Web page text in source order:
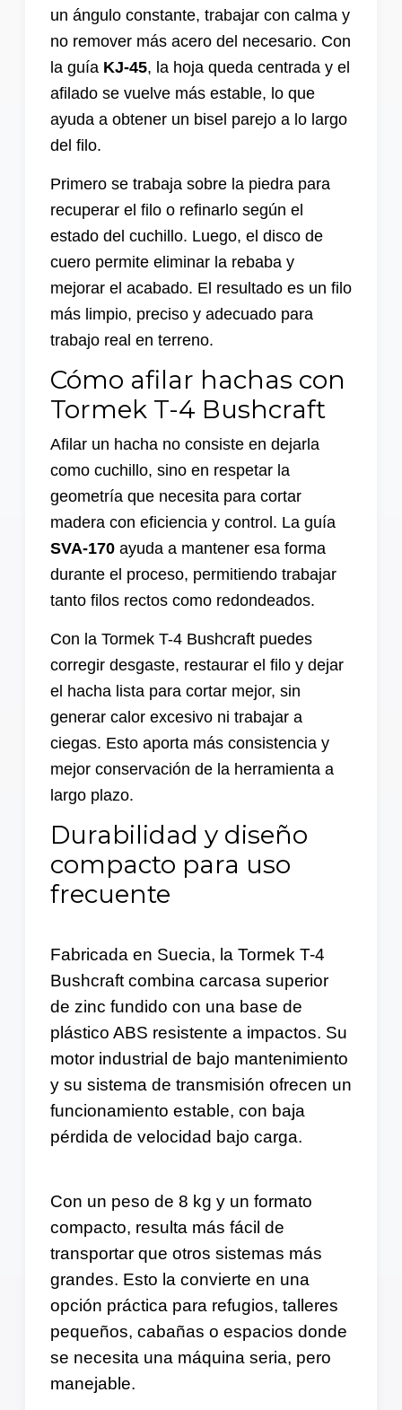
un ángulo constante, trabajar con calma y
no remover más acero del necesario. Con
la guía KJ-45, la hoja queda centrada y el
afilado se vuelve más estable, lo que
ayuda a obtener un bisel parejo a lo largo
del filo.
Primero se trabaja sobre la piedra para
recuperar el filo o refinarlo según el
estado del cuchillo. Luego, el disco de
cuero permite eliminar la rebaba y
mejorar el acabado. El resultado es un filo
más limpio, preciso y adecuado para
trabajo real en terreno.
Cómo afilar hachas con
Tormek T-4 Bushcraft
Afilar un hacha no consiste en dejarla
como cuchillo, sino en respetar la
geometría que necesita para cortar
madera con eficiencia y control. La guía
SVA-170 ayuda a mantener esa forma
durante el proceso, permitiendo trabajar
tanto filos rectos como redondeados.
Con la Tormek T-4 Bushcraft puedes
corregir desgaste, restaurar el filo y dejar
el hacha lista para cortar mejor, sin
generar calor excesivo ni trabajar a
ciegas. Esto aporta más consistencia y
mejor conservación de la herramienta a
largo plazo.
Durabilidad y diseño
compacto para uso
frecuente
Fabricada en Suecia, la Tormek T-4
Bushcraft combina carcasa superior
de zinc fundido con una base de
plástico ABS resistente a impactos. Su
motor industrial de bajo mantenimiento
y su sistema de transmisión ofrecen un
funcionamiento estable, con baja
pérdida de velocidad bajo carga.
Con un peso de 8 kg y un formato
compacto, resulta más fácil de
transportar que otros sistemas más
grandes. Esto la convierte en una
opción práctica para refugios, talleres
pequeños, cabañas o espacios donde
se necesita una máquina seria, pero
manejable.